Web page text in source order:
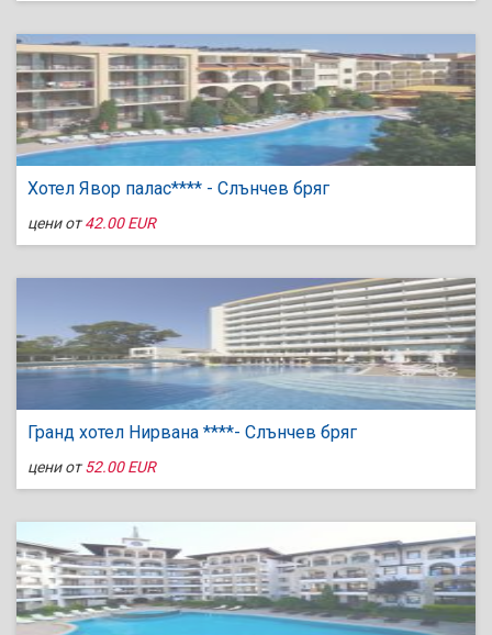
Хотел Явор палас**** - Слънчев бряг
цени от42.00 EUR
Гранд хотел Нирвана ****- Слънчев бряг
цени от52.00 EUR